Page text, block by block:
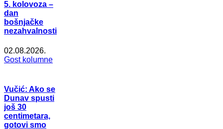
5. kolovoza –
dan
bošnjačke
nezahvalnosti
02.08.2026.
Gost kolumne
Vučić: Ako se
Dunav spusti
još 30
centimetara,
gotovi smo